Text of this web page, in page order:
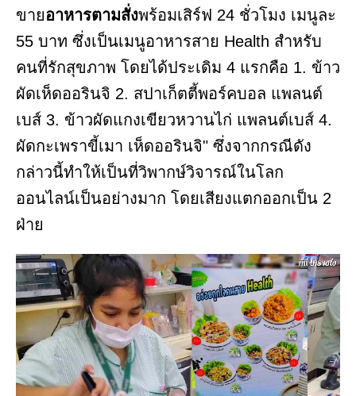
ขายอาหารตามสั่งพร้อมเสิร์ฟ 24 ชั่วโมง เมนูละ
55 บาท ซึ่งเป็นเมนูอาหารสาย Health สำหรับ
คนที่รักสุขภาพ โดยได้ประเดิม 4 แรกคือ 1. ข้าว
ผัดเห็ดออรินจิ 2. สปาเก็ตตี้พอร์คบอล แพลนต์
เบส์ 3. ข้าวผัดแกงเขียวหวานไก่ แพลนต์เบส์ 4.
ผัดกะเพราขี้เมา เห็ดออรินจิ" ซึ่งจากกรณีดัง
กล่าวนี้ทำให้เป็นที่วิพากษ์วิจารณ์ในโลก
ออนไลน์เป็นอย่างมาก โดยเสียงแตกออกเป็น 2
ฝ่าย